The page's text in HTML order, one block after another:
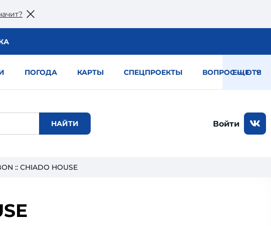
ПОГОДА КАРТЫ СПЕЦПРОЕКТЫ ВОПРОС — ОТВЕТ
ЕЩЕ
Войти
:: CHIADO HOUSE